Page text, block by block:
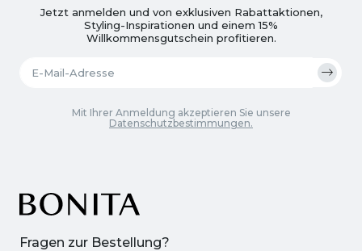
Fragen zur Bestellung?
Jetzt anmelden und von exklusiven Rabattaktionen,
Styling-Inspirationen und einem 15%
Willkommensgutschein profitieren.
Mit Ihrer Anmeldung akzeptieren Sie unsere
Datenschutzbestimmungen.